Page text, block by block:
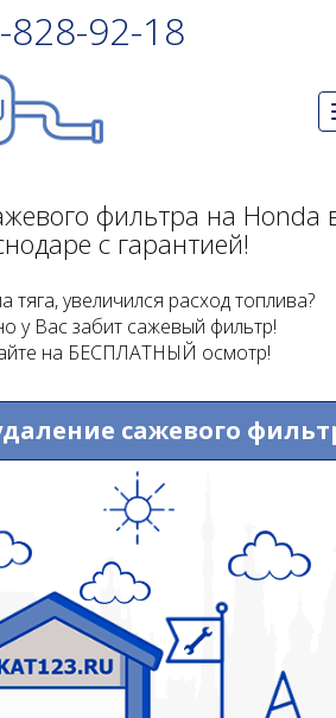
828-92-18
фильтра на Honda
с гарантией!
тяга, увеличился расход топлива?
у Вас забит сажевый фильтр!
на БЕСПЛАТНЫЙ осмотр!
сажевого